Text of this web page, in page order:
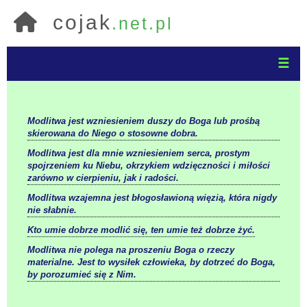
cojak.net.pl
☰
Modlitwa jest wzniesieniem duszy do Boga lub prośbą
skierowana do Niego o stosowne dobra.
Modlitwa jest dla mnie wzniesieniem serca, prostym
spojrzeniem ku Niebu, okrzykiem wdzięczności i miłości
zarówno w cierpieniu, jak i radości.
Modlitwa wzajemna jest błogosławioną więzią, która nigdy
nie słabnie.
Kto umie dobrze modlić się, ten umie też dobrze żyć.
Modlitwa nie polega na proszeniu Boga o rzeczy
materialne. Jest to wysiłek człowieka, by dotrzeć do Boga,
by porozumieć się z Nim.